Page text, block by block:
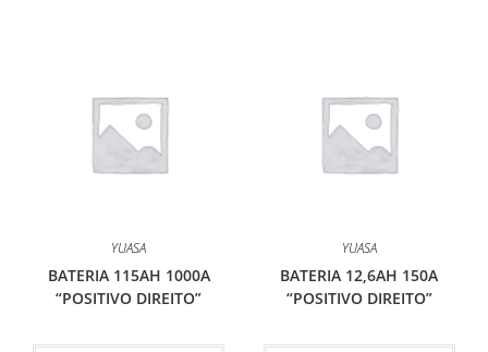
YUASA
BATERIA 115AH 1000A
“POSITIVO DIREITO”
YUASA
BATERIA 12,6AH 150A
“POSITIVO DIREITO”